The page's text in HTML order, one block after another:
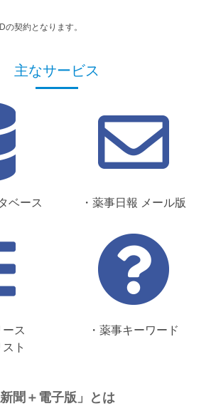
契約となります。
主なサービス
ベース ・薬事日報 メール版
ース
ト
・薬事キーワード
新聞＋電子版」とは